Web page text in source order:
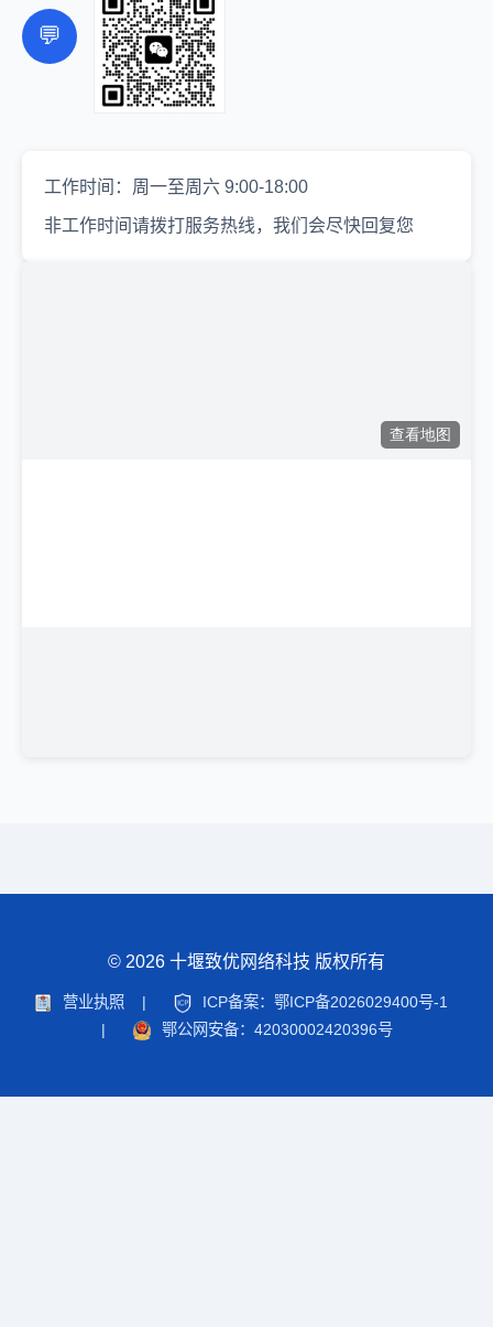
💬
工作时间：周一至周六 9:00-18:00
非工作时间请拨打服务热线，我们会尽快回复您
© 2026 十堰致优网络科技 版权所有
营业执照 |
ICP备案：鄂ICP备2026029400号-1
|
鄂公网安备：42030002420396号